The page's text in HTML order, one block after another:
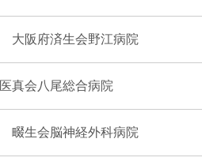
大阪府済生会野江病院
真会八尾総合病院
生会脳神経外科病院